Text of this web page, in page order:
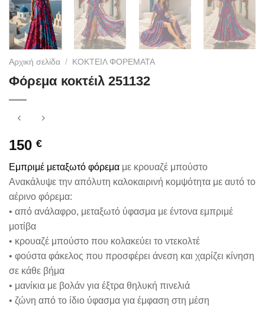
Αρχική σελίδα / ΚΟΚΤΕΙΛ ΦΟΡΕΜΑΤΑ
Φόρεμα κοκτέιλ 251132
150 €
Εμπριμέ μεταξωτό φόρεμα με κρουαζέ μπούστο
Ανακάλυψε την απόλυτη καλοκαιρινή κομψότητα με αυτό το
αέρινο φόρεμα:
• από ανάλαφρο, μεταξωτό ύφασμα με έντονα εμπριμέ
μοτίβα
• κρουαζέ μπούστο που κολακεύει το ντεκολτέ
• φούστα φάκελος που προσφέρει άνεση και χαρίζει κίνηση
σε κάθε βήμα
• μανίκια με βολάν για έξτρα θηλυκή πινελιά
• ζώνη από το ίδιο ύφασμα για έμφαση στη μέση